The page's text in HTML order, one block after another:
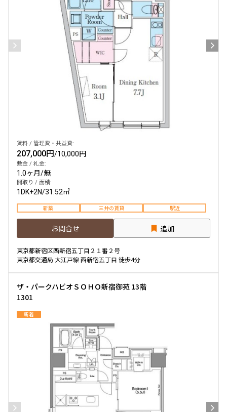
賃料 / 管理費・共益費:
207,000円/10,000円
敷金 / 礼金:
1.0ヶ月/無
間取り / 面積:
1DK+2N/31.52㎡
新築 三井の賃貸 駅近
お問合せ 追加
東京都新宿区西新宿五丁目２１番２号
東京都交通局 大江戸線 西新宿五丁目 徒歩4分
ザ・パークハビオＳＯＨＯ新宿御苑 13階
1301
新着